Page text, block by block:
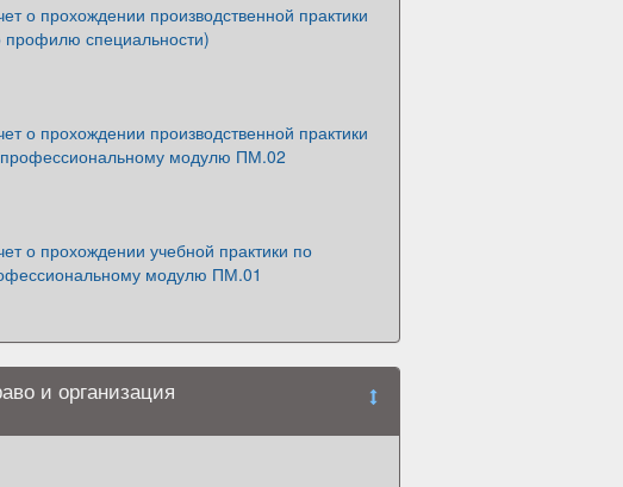
о прохождении производственной практики
профилю специальности)
о прохождении производственной практики
модулю ПМ.02
о прохождении учебной практики по
модулю ПМ.01
и организация